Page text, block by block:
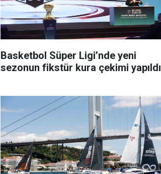
Basketbol Süper Ligi’nde yeni
sezonun fikstür kura çekimi yapıldı